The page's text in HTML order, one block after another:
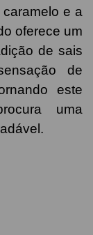
e a
oferece um
de sais
de
este
uma